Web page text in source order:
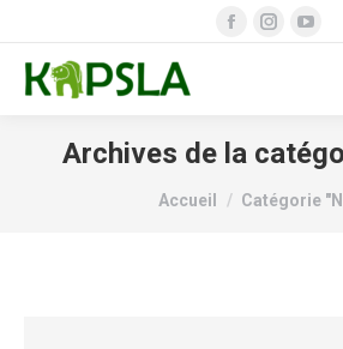
Facebook
newnew
window
Archives de la
Vous êtes ici :
Accueil Catégorie